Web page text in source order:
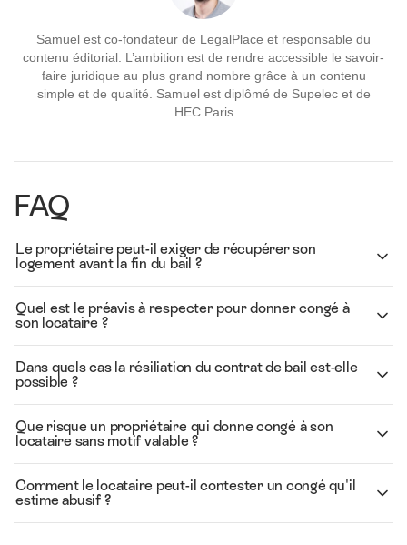
Samuel est co-fondateur de LegalPlace et responsable du
contenu éditorial. L’ambition est de rendre accessible le savoir-
faire juridique au plus grand nombre grâce à un contenu
simple et de qualité. Samuel est diplômé de Supelec et de
HEC Paris
FAQ
Le propriétaire peut-il exiger de récupérer son
logement avant la fin du bail ?
Quel est le préavis à respecter pour donner congé à
son locataire ?
Dans quels cas la résiliation du contrat de bail est-elle
possible ?
Que risque un propriétaire qui donne congé à son
locataire sans motif valable ?
Comment le locataire peut-il contester un congé qu'il
estime abusif ?